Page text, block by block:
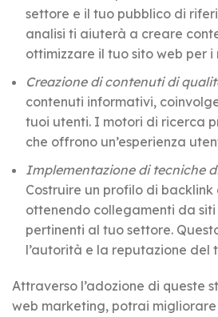
settore e il tuo pubblico di
analisi ti aiuterà a creare
ottimizzare il tuo sito web per
Creazione di contenuti di
contenuti informativi,
tuoi utenti. I motori di ricerca
che offrono un’esperienza
Implementazione di tecniche
Costruire un profilo di
ottenendo collegamenti da
pertinenti al tuo settore.
l’autorità e la reputazione del
Attraverso l’adozione di queste
web marketing, potrai